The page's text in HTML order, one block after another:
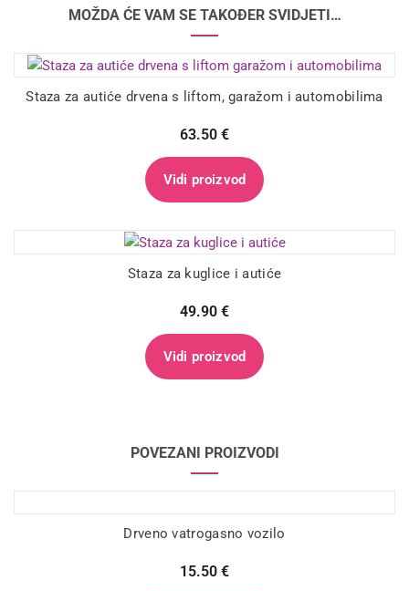
MOŽDA ĆE VAM SE TAKOĐER SVIDJETI…
Staza za autiće drvena s liftom, garažom i automobilima
63.50 €
Vidi proizvod
Staza za kuglice i autiće
49.90 €
Vidi proizvod
POVEZANI PROIZVODI
Drveno vatrogasno vozilo
15.50 €